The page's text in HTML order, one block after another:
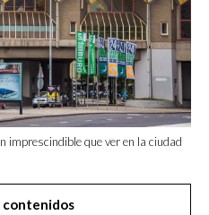
imprescindible que ver en la ciudad
contenidos